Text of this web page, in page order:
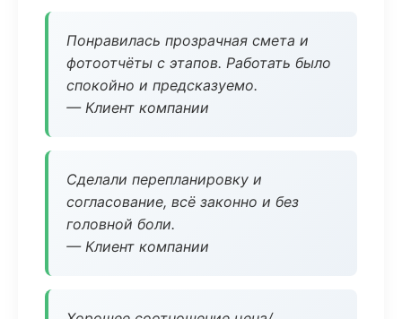
Понравилась прозрачная смета и
фотоотчёты с этапов. Работать было
спокойно и предсказуемо.
— Клиент компании
Сделали перепланировку и
согласование, всё законно и без
головной боли.
— Клиент компании